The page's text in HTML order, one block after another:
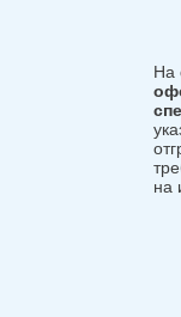
На
на